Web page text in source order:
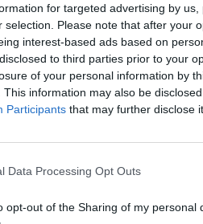
for targeted advertising by
selection. Please note that after your
interest-based ads based on
to third parties prior to your
of your personal information by
This information may also be
Participants that may further disclose
Data Processing Opt Outs
opt-out of the Sharing of my personal
position du classement revient à
avec un hébergement quatre
de 415 euros. La capitale
qui reste ouvert jusqu’au 28
place. Le vol ne dure qu’environ
de Noël inclus. Toutefois, la
Le coût pour trois nuits, du 27
Le budget pour les repas